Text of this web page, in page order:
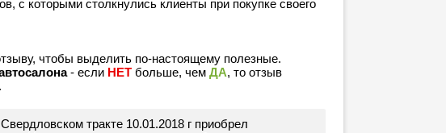
с которыми столкнулись клиенты при покупке своего
чтобы выделить по-настоящему полезные.
- если НЕТбольше, чем ДА, то отзыв
тракте 10.01.2018 г приобрел